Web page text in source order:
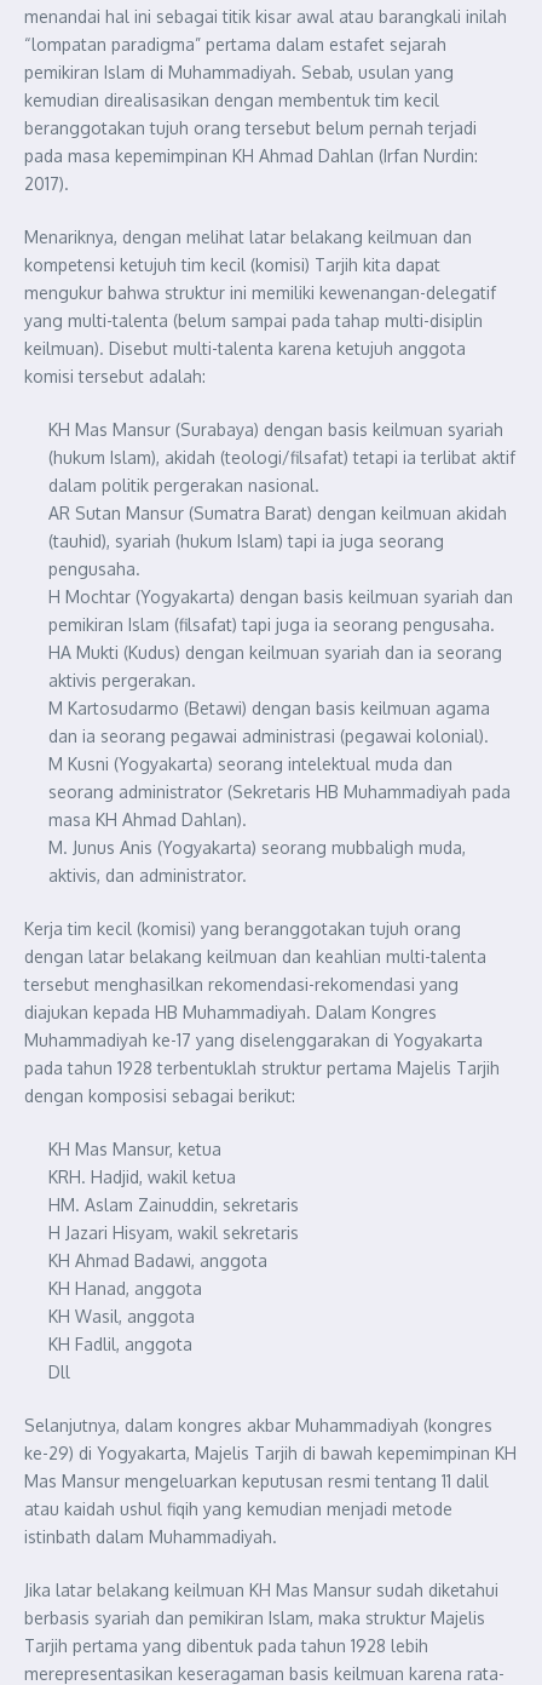
menandai hal ini sebagai titik kisar awal atau barangkali inilah
“lompatan paradigma” pertama dalam estafet sejarah
pemikiran Islam di Muhammadiyah. Sebab, usulan yang
kemudian direalisasikan dengan membentuk tim kecil
beranggotakan tujuh orang tersebut belum pernah terjadi
pada masa kepemimpinan KH Ahmad Dahlan (Irfan Nurdin:
2017).
Menariknya, dengan melihat latar belakang keilmuan dan
kompetensi ketujuh tim kecil (komisi) Tarjih kita dapat
mengukur bahwa struktur ini memiliki kewenangan-delegatif
yang multi-talenta (belum sampai pada tahap multi-disiplin
keilmuan). Disebut multi-talenta karena ketujuh anggota
komisi tersebut adalah:
KH Mas Mansur (Surabaya) dengan basis keilmuan syariah
(hukum Islam), akidah (teologi/filsafat) tetapi ia terlibat aktif
dalam politik pergerakan nasional.
AR Sutan Mansur (Sumatra Barat) dengan keilmuan akidah
(tauhid), syariah (hukum Islam) tapi ia juga seorang
pengusaha.
H Mochtar (Yogyakarta) dengan basis keilmuan syariah dan
pemikiran Islam (filsafat) tapi juga ia seorang pengusaha.
HA Mukti (Kudus) dengan keilmuan syariah dan ia seorang
aktivis pergerakan.
M Kartosudarmo (Betawi) dengan basis keilmuan agama
dan ia seorang pegawai administrasi (pegawai kolonial).
M Kusni (Yogyakarta) seorang intelektual muda dan
seorang administrator (Sekretaris HB Muhammadiyah pada
masa KH Ahmad Dahlan).
M. Junus Anis (Yogyakarta) seorang mubbaligh muda,
aktivis, dan administrator.
Kerja tim kecil (komisi) yang beranggotakan tujuh orang
dengan latar belakang keilmuan dan keahlian multi-talenta
tersebut menghasilkan rekomendasi-rekomendasi yang
diajukan kepada HB Muhammadiyah. Dalam Kongres
Muhammadiyah ke-17 yang diselenggarakan di Yogyakarta
pada tahun 1928 terbentuklah struktur pertama Majelis Tarjih
dengan komposisi sebagai berikut:
KH Mas Mansur, ketua
KRH. Hadjid, wakil ketua
HM. Aslam Zainuddin, sekretaris
H Jazari Hisyam, wakil sekretaris
KH Ahmad Badawi, anggota
KH Hanad, anggota
KH Wasil, anggota
KH Fadlil, anggota
Dll
Selanjutnya, dalam kongres akbar Muhammadiyah (kongres
ke-29) di Yogyakarta, Majelis Tarjih di bawah kepemimpinan KH
Mas Mansur mengeluarkan keputusan resmi tentang 11 dalil
atau kaidah ushul fiqih yang kemudian menjadi metode
istinbath dalam Muhammadiyah.
Jika latar belakang keilmuan KH Mas Mansur sudah diketahui
berbasis syariah dan pemikiran Islam, maka struktur Majelis
Tarjih pertama yang dibentuk pada tahun 1928 lebih
merepresentasikan keseragaman basis keilmuan karena rata-